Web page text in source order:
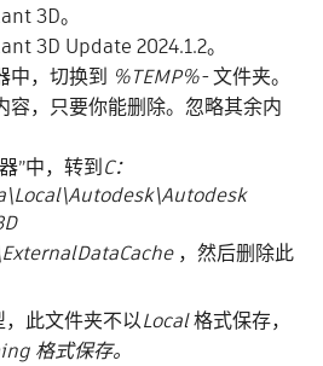
3D。
3D Update 2024.1.2。
中，切换到 %TEMP%-文件夹。
容，只要你能删除。忽略其余内
”中，转到C：
，然后删除此
此文件夹不以Local格式保存，
格式保存。